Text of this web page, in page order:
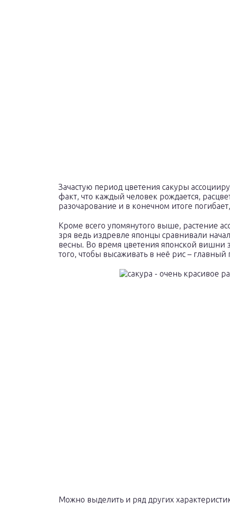
Зачастую период цветения сакуры
факт, что каждый человек рождается,
разочарование и в конечном итоге
Кроме всего упомянутого выше, растение
зря ведь издревле японцы сравнивали
весны. Во время цветения японской вишни
того, чтобы высаживать в неё рис – главный
Можно выделить и ряд других